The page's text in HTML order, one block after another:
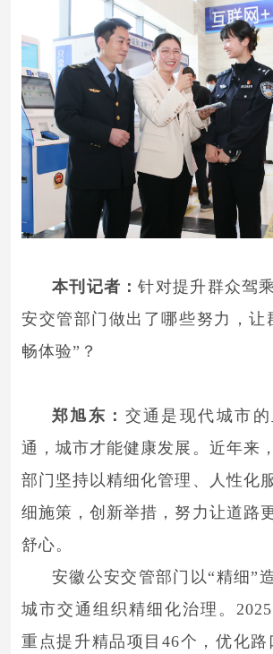
本刊记者：针对提升群众驾
安交管部门做出了哪些努力，让
畅体验”？
郑旭东： 交通是现代城市
通，城市才能健康发展。近年来
部门坚持以精细化管理、人性化
细施策，创新举措，努力让道路
舒心。
安徽公安交管部门以“精细”
城市交通组织精细化治理。
重点提升精品项目46个，优化路